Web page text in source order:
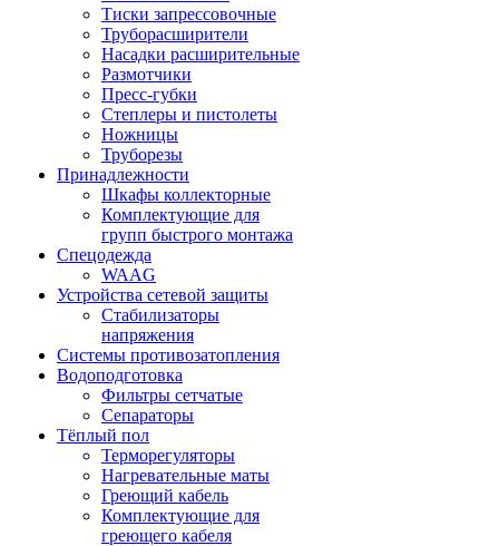
Тиски запрессовочные
Труборасширители
Насадки расширительные
Размотчики
Пресс-губки
Степлеры и пистолеты
Ножницы
Труборезы
Принадлежности
Шкафы коллекторные
Комплектующие для
групп быстрого монтажа
Спецодежда
WAAG
Устройства сетевой защиты
Стабилизаторы
напряжения
Системы противозатопления
Водоподготовка
Фильтры сетчатые
Сепараторы
Тёплый пол
Терморегуляторы
Нагревательные маты
Греющий кабель
Комплектующие для
греющего кабеля